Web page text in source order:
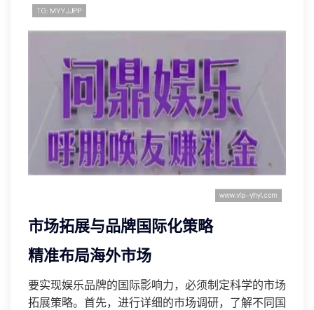
市场拓展与品牌国际化策略
精准布局海外市场
要实现娱乐品牌的国际影响力，必须制定科学的市场
拓展策略。首先，进行详细的市场调研，了解不同国